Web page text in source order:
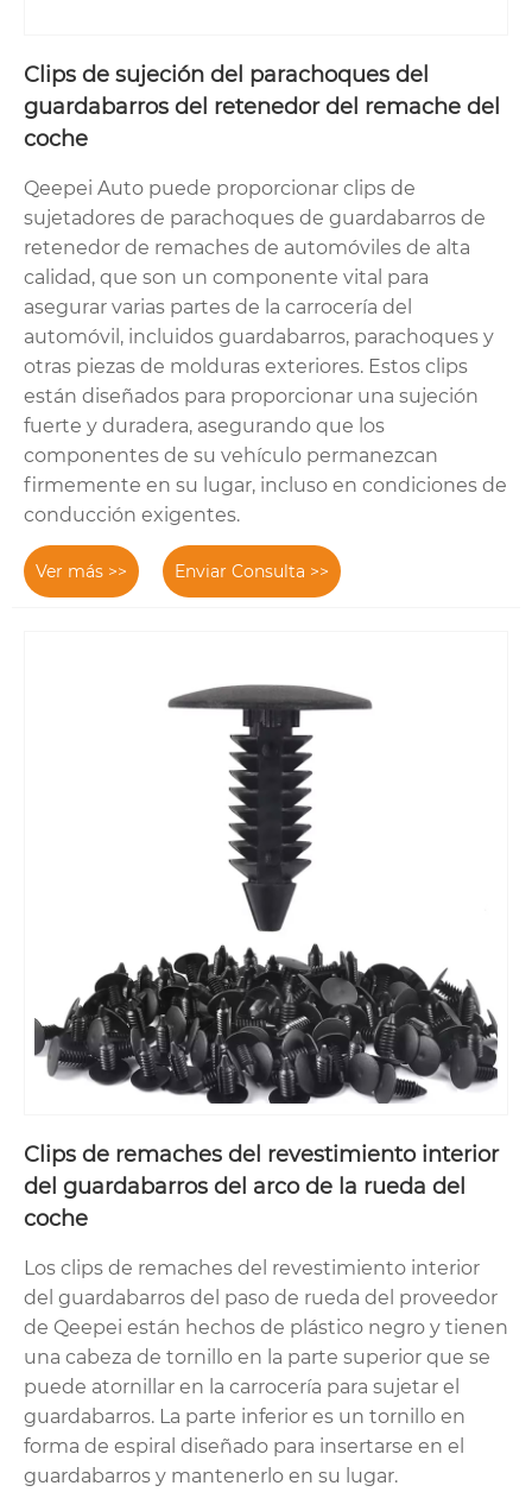
Clips de sujeción del parachoques del
guardabarros del retenedor del remache del
coche
Qeepei Auto puede proporcionar clips de
sujetadores de parachoques de guardabarros de
retenedor de remaches de automóviles de alta
calidad, que son un componente vital para
asegurar varias partes de la carrocería del
automóvil, incluidos guardabarros, parachoques y
otras piezas de molduras exteriores. Estos clips
están diseñados para proporcionar una sujeción
fuerte y duradera, asegurando que los
componentes de su vehículo permanezcan
firmemente en su lugar, incluso en condiciones de
conducción exigentes.
Ver más >> Enviar Consulta >>
Clips de remaches del revestimiento interior
del guardabarros del arco de la rueda del
coche
Los clips de remaches del revestimiento interior
del guardabarros del paso de rueda del proveedor
de Qeepei están hechos de plástico negro y tienen
una cabeza de tornillo en la parte superior que se
puede atornillar en la carrocería para sujetar el
guardabarros. La parte inferior es un tornillo en
forma de espiral diseñado para insertarse en el
guardabarros y mantenerlo en su lugar.